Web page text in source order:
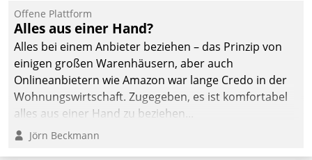
Offene Plattform
Alles aus einer Hand?
Alles bei einem Anbieter beziehen – das Prinzip von
einigen großen Warenhäusern, aber auch
Onlineanbietern wie Amazon war lange Credo in der
Wohnungswirtschaft. Zugegeben, es ist komfortabel
alles aus einer Hand zu beziehen...
Jörn Beckmann